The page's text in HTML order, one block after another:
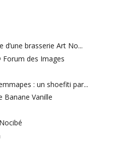
d’une brasserie Art No...
Forum des Images
: un shoefiti par...
Banane Vanille